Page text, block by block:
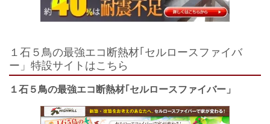
１石５鳥の最強エコ断熱材｢セルロースファイバ
ー」特設サイトはこちら
１石５鳥の最強エコ断熱材｢セルロースファイバー」